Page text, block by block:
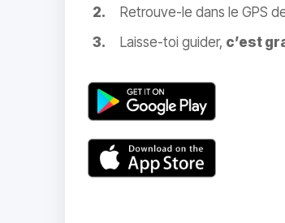
Retrouve-le dans le GPS
Laisse-toi guider, c’est